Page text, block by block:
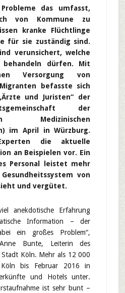
das umfasst,
von Kommune zu
kranke Flüchtlinge
für sie zuständig sind.
verunsichert, welche
behandeln dürfen. Mit
Versorgung von
befasste sich
und Juristen“ der
der
Medizinischen
im April in Würzburg.
die aktuelle
an Beispielen vor. Ein
Personal leistet mehr
von
und vergütet.
anekdotische Erfahrung
Information – der
ein großes Problem“,
Bunte, Leiterin des
Stadt Köln. Mehr als 12 000
Köln bis Februar 2016 in
und Hotels unter.
ist sehr bunt –